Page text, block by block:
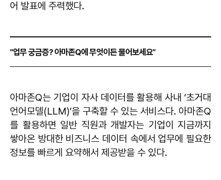
어 발표에 주력했다.
"업무 궁금증? 아마존Q에 무엇이든 물어보세요"
아마존Q는 기업이 자사 데이터를 활용해 사내 ‘초거대
언어모델(LLM)’을 구축할 수 있는 서비스다. 아마존Q
를 활용하면 일반 직원과 개발자는 기업이 지금까지
쌓아온 방대한 비즈니스 데이터 속에서 업무에 필요한
정보를 빠르게 요약해서 제공받을 수 있다.